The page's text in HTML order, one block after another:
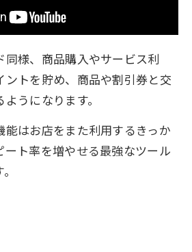
同様、商品購入やサービス利
ントを貯め、商品や割引券と交
うになります。
能はお店をまた利用するきっか
ート率を増やせる最強なツール